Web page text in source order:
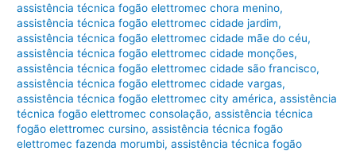
assistência técnica fogão elettromec chora menino,
assistência técnica fogão elettromec cidade jardim,
assistência técnica fogão elettromec cidade mãe do céu,
assistência técnica fogão elettromec cidade monções,
assistência técnica fogão elettromec cidade são francisco,
assistência técnica fogão elettromec cidade vargas,
assistência técnica fogão elettromec city américa,assistência
técnica fogão elettromec consolação,assistência técnica
fogão elettromec cursino,assistência técnica fogão
elettromec fazenda morumbi,assistência técnica fogão